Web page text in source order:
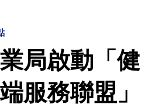
局啟動「健
服務聯盟」